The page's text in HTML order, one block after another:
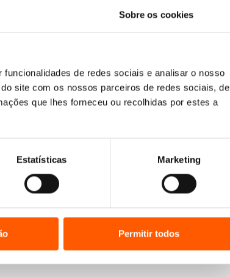
Sobre os cookies
de redes sociais e analisar o nosso
site com os nossos parceiros de redes sociais, de
que lhes forneceu ou recolhidas por estes a
Estatísticas Marketing
Permitir todos